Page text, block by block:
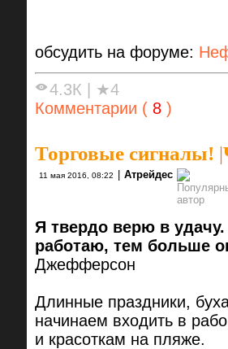
обсудить на форуме:
4.3К | ★4
Комментарии ( 8 )
Торговые сигналы! |
11 мая 2016, 08:22 | Атрейдес
Я твердо верю в
работаю, тем больше
Джефферсон
Длинные праздники,
начинаем входить в
и красоткам на пляже.